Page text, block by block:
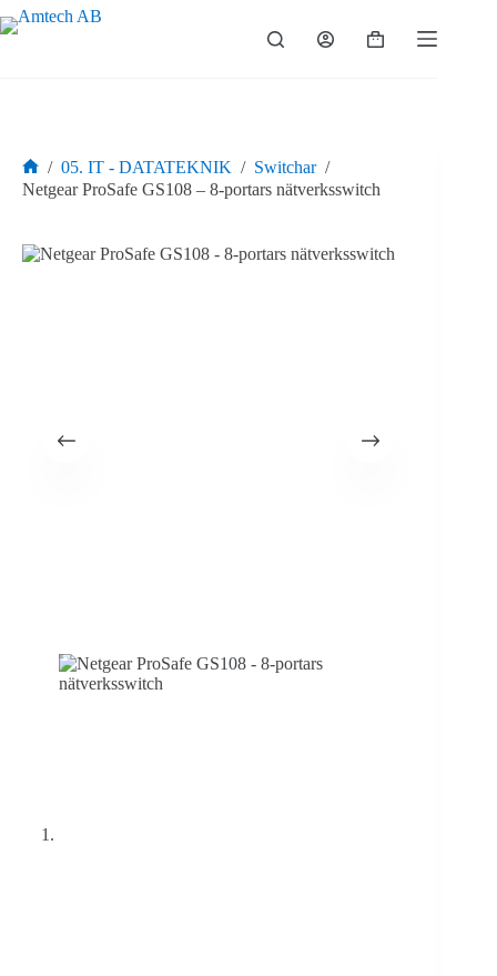
Hoppa
till
Varukorg
Hem
/ 05. IT - DATATEKNIK / Switchar /
Netgear ProSafe GS108 – 8-portars nätverksswitch